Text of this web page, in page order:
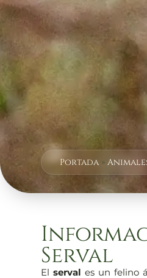
Portada »
Serval
Elserval es un felino